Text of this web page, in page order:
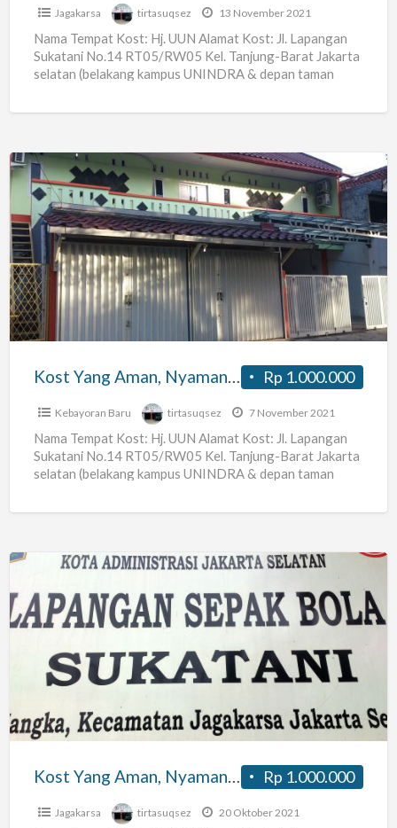
Archadia,
Oleos
Jagakarsa tirtasuqsez 13 November 2021
Nama Tempat Kost: Hj. UUN Alamat Kost: Jl. Lapangan
Sukatani No.14 RT05/RW05 Kel. Tanjung-Barat Jakarta
selatan (belakang kampus UNINDRA & depan taman
Kost
Yang
Aman,
Nyaman,
dan
Strategis
TB.
Minggu,
Rebo
Rp 1.000.000
Kost Yang Aman, Nyaman, dan Strategis TB. Simatupang, Ps. Minggu, Ps. Rebo
Kebayoran Baru tirtasuqsez 7 November 2021
Nama Tempat Kost: Hj. UUN Alamat Kost: Jl. Lapangan
Sukatani No.14 RT05/RW05 Kel. Tanjung-Barat Jakarta
selatan (belakang kampus UNINDRA & depan taman
Kost
Yang
Nyaman,
Strategis
Jakarta
Rp 1.000.000
Kost Yang Aman, Nyaman, dan Strategis Jakarta Selatan
Jagakarsa tirtasuqsez 20 Oktober 2021